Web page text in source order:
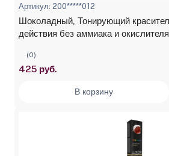
Артикул: 200*****012
Шоколадный, Тонирующий
действия без аммиака и
(0)
425 руб.
В корзину